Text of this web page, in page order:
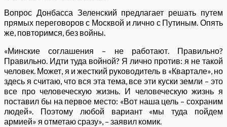
Вопрос Донбасса Зеленский предлагает решать путем
прямых переговоров с Москвой и лично с Путиным. Опять
же, повторимся, без войны.
«Минские соглашения – не работают. Правильно?
Правильно. Идти туда войной? Я лично против: я не такой
человек. Может, я и жесткий руководитель в «Квартале», но
здесь я считаю, что вся эта тема, все эти куски земли – это
все про человеческую жизнь. И человеческую жизнь я
поставил бы на первое место: «Вот наша цель – сохраним
людей». Поэтому любой вариант «мы туда пойдем
армией» я отметаю сразу», – заявил комик.